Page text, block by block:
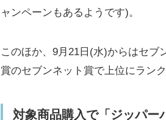
ャンペーンもあるようです)。
このほか、9月21日(水)からはセブ
賞のセブンネット賞で上位にラン
対象商品購入で「ジッパー